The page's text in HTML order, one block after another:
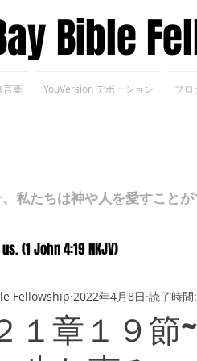
Bible
言葉 YouVersion デボーション ブロ
私たちは神や人を愛すことが
(1 John 4:19 NKJV)
１章１９
Fellowship 2022年4月8日 読了時間